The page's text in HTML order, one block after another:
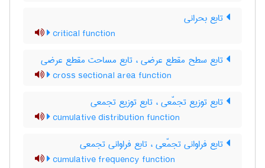
تابع بحرانی
critical function
تابع سطح مقطع عرضی ، تابع مساحت مقطع عرضی
cross sectional area function
تابع توزیع تجمّعی ، تابع توزیع تجمعی
cumulative distribution function
تابع فراوانی تجمّعی ، تابع فراوانی تجمعی
cumulative frequency function